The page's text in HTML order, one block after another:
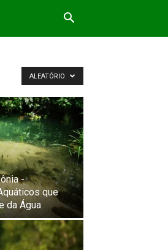
ALEATÓRIO
-
que
da Água